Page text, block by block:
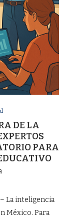
DE LA
PARA
La inteligencia
México. Para